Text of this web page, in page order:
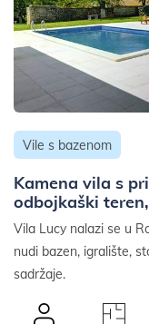
Vile s bazenom
Kamena vila s
odbojkaški
Vila Lucy nalazi se u
nudi bazen, igralište,
sadržaje.